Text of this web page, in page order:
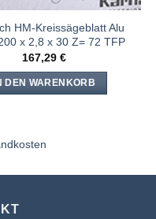
HM-Kreissägeblatt Alu
x 2,8 x 30 Z= 72 TFP
167,29 €
DEN WARENKORB